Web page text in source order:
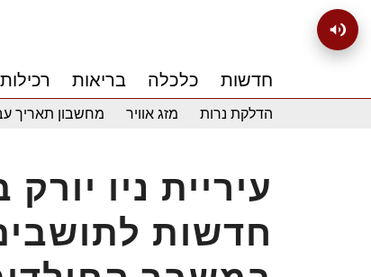
חדשות כלכלה בריאות רכילות
הדלקת נרות מזג אוויר מחשבון תאריך
עיריית ניו
חדשות